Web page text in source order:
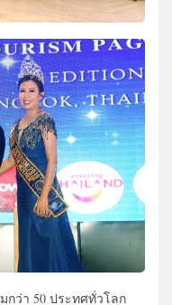
กว่า 50 ประทศทั่วโลก